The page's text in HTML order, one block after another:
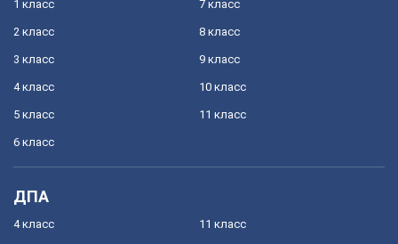
1 класс
2 класс
3 класс
4 класс
5 класс
6 класс
7 класс
8 класс
9 класс
10 класс
11 класс
ДПА
4 класс 11 класс